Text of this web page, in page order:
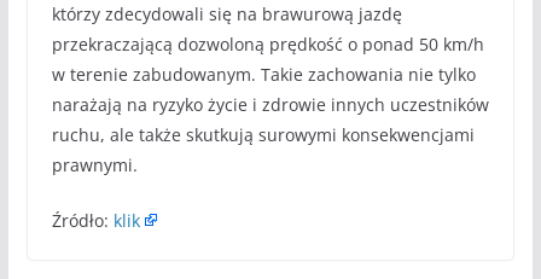
którzy zdecydowali się na brawurową jazdę
przekraczającą dozwoloną prędkość o ponad 50 km/h
w terenie zabudowanym. Takie zachowania nie tylko
narażają na ryzyko życie i zdrowie innych uczestników
ruchu, ale także skutkują surowymi konsekwencjami
prawnymi.
Źródło: klik